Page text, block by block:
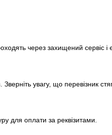
через захищений сервіс і
увагу, що перевізник
для оплати за реквізитами.